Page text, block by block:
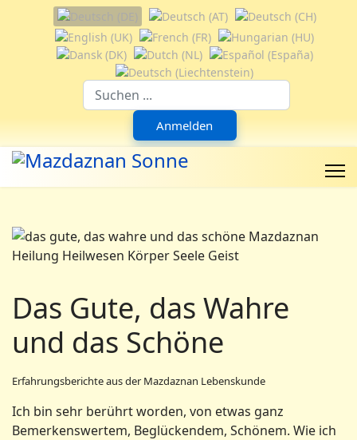
Sprache auswählen
Anmelden
Das Gute, das Wahre
und das Schöne
Erfahrungsberichte aus der Mazdaznan Lebenskunde
Ich bin sehr berührt worden, von etwas ganz
Bemerkenswertem, Beglückendem, Schönem. Wie ich